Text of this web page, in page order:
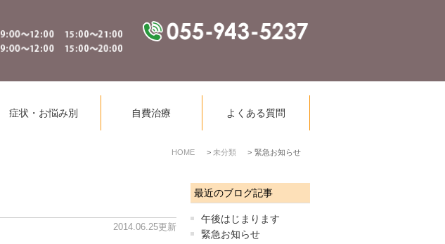
症状・お悩み別 自費治療 よくある質問
HOME 未分類 緊急お知らせ
2014.06.25更新
最近のブログ記事
午後はじまります
緊急お知らせ